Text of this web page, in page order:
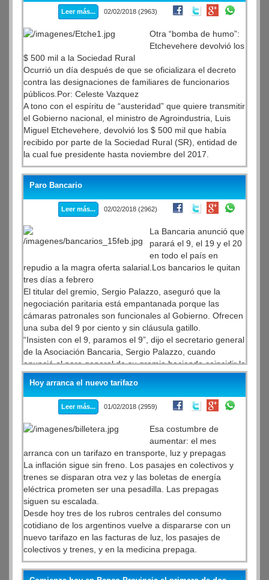
atrás para "desburocratizar" el Estado, con la decisión de
reducir 1 de cada 4 cargos "políticos" en el Gobierno y de
congelar los salarios de los funcionarios.
En cuanto al BNA, el directorio quedará reducido a 8
miembros en lugar de los 10 que establece actualmente
la Carta Orgánica de la entidad que preside Javier
González Fraga.
Leer más... 02/02/2018 (2963)
Otra “bomba de humo”:
Etchevehere devolvió los
$ 500 mil a la Sociedad Rural
Ocurrió un día después de que se oficializara el decreto
contra las designaciones de familiares de funcionarios
públicos.Por: Celeste Vazquez
A tono con el espíritu de “austeridad” que quiere transmitir
el Gobierno nacional, el ministro de Agroindustria, Luis
Miguel Etchevehere, devolvió los $ 500 mil que había
recibido por parte de la Sociedad Rural (SR), entidad de
la cual fue presidente hasta noviembre del 2017.
Paro Bancario
Leer más... 02/02/2018 (2962)
La Bancaria anunció que
parará el 9, el 19 y el 20
en todo el país en
repudio a la magra oferta salarial.Los bancarios le quitan
tres días a febrero
El titular del gremio, Sergio Palazzo, aseguró que la
negociación paritaria está empantanada porque las
cámaras patronales son funcionales al Gobierno. Ofrecen
una suba del 9 por ciento y sin cláusula gatillo.
“Insisten con el 9, paramos el 9”, dijo el secretario general
de la Asociación Bancaria, Sergio Palazzo, cuando
anunció el paro general de su gremio haciendo coincidir la
fecha de la medida de fuerza con el magro porcentaje
que ofrecen las cámaras bancarias a modo de incremento
salarial para este año. Ayer, luego de un plenario de
secretario generales de la AB, anunciaron también que de
no mediar un avance en la discusión paritaria realizarán
un paro de 48 horas previsto para el 19 y 20 de febrero,
que no sólo constará con el cierre de las sucursales
bancarias sino que además no se cargarán los cajeros
automáticos.
Hoy arranca el nuevo tarifazo
Leer más... 01/02/2018 (2959)
Esa costumbre de
aumentar: el mes
arranca con un tarifazo en transporte, luz y prepagas
La inflación sigue sin freno. Los pasajes en colectivos y
trenes se disparan otra vez y las boletas de energía
eléctrica prometen ser una pesadilla. Las prepagas
siguen su escalada.
Desde hoy tres de los rubros centrales del consumo
cotidiano de los argentinos vuelve a dispararse con un
nuevo tarifazo en las facturas de luz, los pasajes de
colectivos y trenes, y en la medicina prepaga.